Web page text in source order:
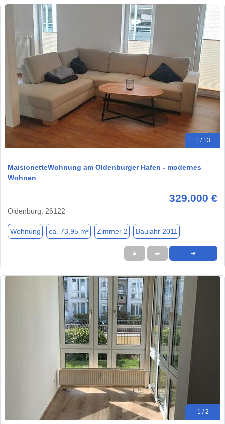
1 / 13
MaisionetteWohnung am Oldenburger Hafen - modernes
Wohnen
329.000 €
Oldenburg, 26122
Wohnung ca. 73,95 m² Zimmer 2 Baujahr 2011
★ ➦ ➜
1 / 2